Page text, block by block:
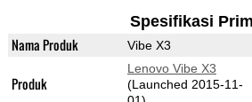
Spesifikasi
Nama Produk Vibe X3
Produk
Lenovo Vibe X3
(Launched 2015-11-